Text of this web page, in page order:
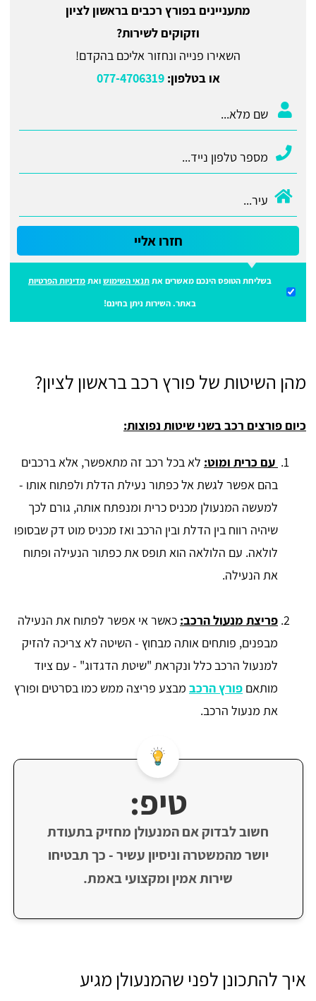
מתעניינים בפורץ רכבים בראשון לציון
וזקוקים לשירות?
השאירו פנייה ונחזור אליכם בהקדם!
או בטלפון:077-4706319
חזרו אליי
בשליחת הטופס הינכם מאשרים אתתנאי השימושואתמדיניות הפרטיות
באתר. השירות ניתן בחינם!
מהן השיטות של פורץ רכב בראשון לציון?
כיום פורצים רכב בשני שיטות נפוצות:
עם כרית ומוט: לא בכל רכב זה מתאפשר, אלא ברכבים
בהם אפשר לגשת אל כפתור נעילת הדלת ולפתוח אותו -
למעשה המנעולן מכניס כרית ומנפתח אותה, גורם לכך
שיהיה רווח בין הדלת ובין הרכב ואז מכניס מוט דק שבסופו
לולאה. עם הלולאה הוא תופס את כפתור הנעילה ופתוח
את הנעילה.
פריצת מנעול הרכב: כאשר אי אפשר לפתוח את הנעילה
מבפנים, פותחים אותה מבחוץ - השיטה לא צריכה להזיק
למנעול הרכב כלל ונקראת "שיטת הדגדוג" - עם ציוד
מותאם פורץ הרכב מבצע פריצה ממש כמו בסרטים ופורץ
את מנעול הרכב.
טיפ:
חשוב לבדוק אם המנעולן מחזיק בתעודת
יושר מהמשטרה וניסיון עשיר - כך תבטיחו
שירות אמין ומקצועי באמת.
איך להתכונן לפני שהמנעולן מגיע